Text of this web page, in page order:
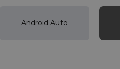
Android Auto